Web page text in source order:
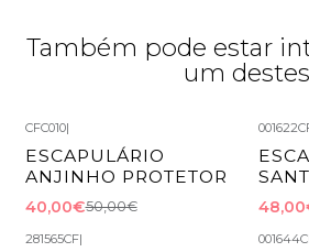
Também pode estar
um destes
CFC010|
ESCAPULÁRIO
ANJINHO PROTETOR
40,00€50,00€
281565CF|